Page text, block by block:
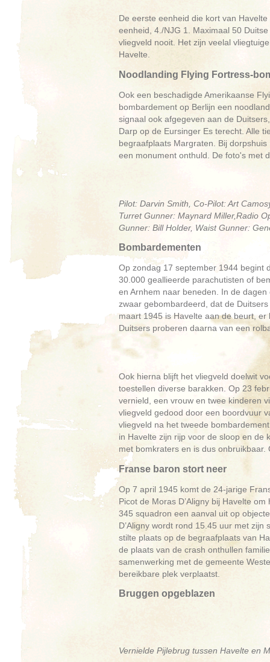
De eerste eenheid die kort van
eenheid, 4./NJG 1. Maximaal 50
vliegveld nooit. Het zijn veelal
Havelte.
Noodlanding Flying Fortress-
Ook een beschadigde Amerikaanse
bombardement op Berlijn een
signaal ook afgegeven aan de
Darp op de Eursinger Es terecht. Alle
begraafplaats Margraten. Bij
een monument onthuld. De foto's met
Pilot: Darvin Smith, Co-Pilot: Art
Turret Gunner: Maynard Miller,Radio
Gunner: Bill Holder, Waist Gunner:
Bombardementen
Op zondag 17 september 1944 begint
30.000 geallieerde parachutisten of
en Arnhem naar beneden. In de
zwaar gebombardeerd, dat de
maart 1945 is Havelte aan de beurt,
Duitsers proberen daarna van een
Ook hierna blijft het vliegveld doelwit
toestellen diverse barakken. Op 23
vernield, een vrouw en twee kinderen
vliegveld gedood door een boordvuur
vliegveld na het tweede
in Havelte zijn rijp voor de sloop en de
met bomkraters en is dus
Franse baron stort neer
Op 7 april 1945 komt de 24-jarige
Picot de Moras D’Aligny bij Havelte
345 squadron een aanval uit op
D’Aligny wordt rond 15.45 uur met
stilte plaats op de begraafplaats van
de plaats van de crash onthullen
samenwerking met de gemeente
bereikbare plek verplaatst.
Bruggen opgeblazen
Vernielde Pijlebrug tussen Havelte en